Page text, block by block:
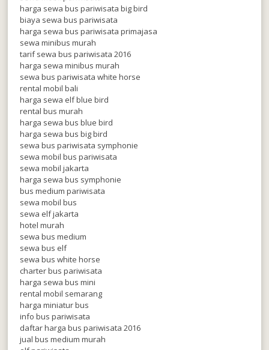
harga sewa bus pariwisata big bird
biaya sewa bus pariwisata
harga sewa bus pariwisata primajasa
sewa minibus murah
tarif sewa bus pariwisata 2016
harga sewa minibus murah
sewa bus pariwisata white horse
rental mobil bali
harga sewa elf blue bird
rental bus murah
harga sewa bus blue bird
harga sewa bus big bird
sewa bus pariwisata symphonie
sewa mobil bus pariwisata
sewa mobil jakarta
harga sewa bus symphonie
bus medium pariwisata
sewa mobil bus
sewa elf jakarta
hotel murah
sewa bus medium
sewa bus elf
sewa bus white horse
charter bus pariwisata
harga sewa bus mini
rental mobil semarang
harga miniatur bus
info bus pariwisata
daftar harga bus pariwisata 2016
jual bus medium murah